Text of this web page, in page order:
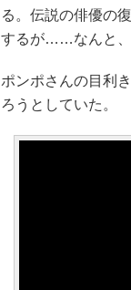
る。伝説の俳優の
するが……なんと、
ポンポさんの目利
ろうとしていた。